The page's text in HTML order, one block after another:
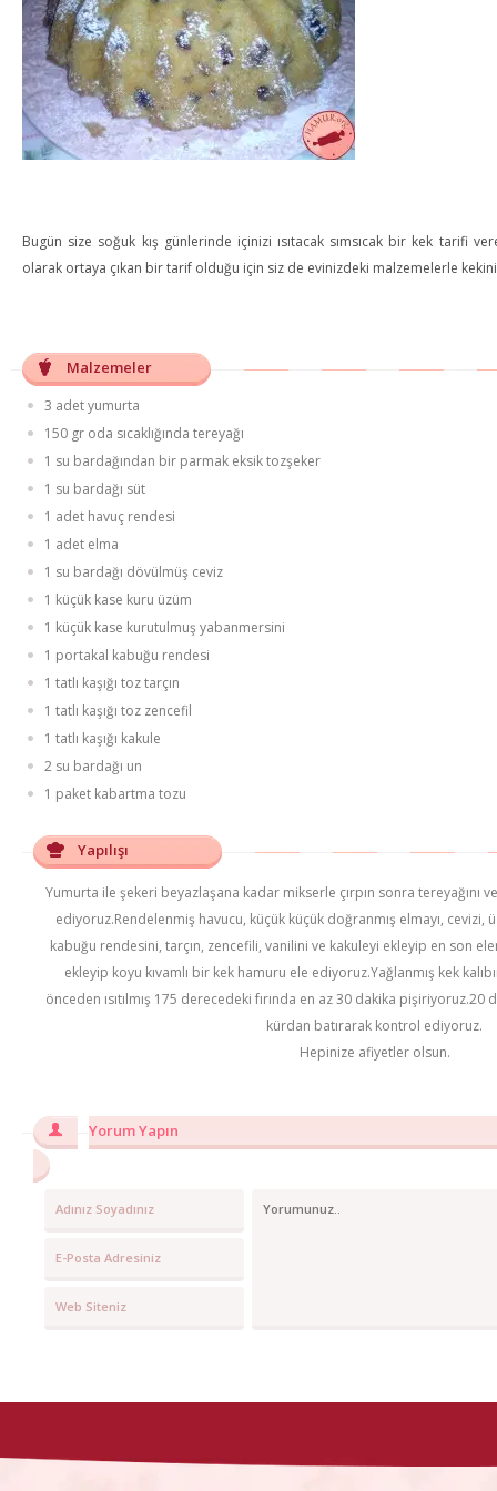
Bugün size soğuk kış günlerinde içinizi ısıtacak sımsıcak bir kek tarifi
olarak ortaya çıkan bir tarif olduğu için siz de evinizdeki malzemelerle
Malzemeler
3 adet yumurta
150 gr oda sıcaklığında tereyağı
1 su bardağından bir parmak eksik tozşeker
1 su bardağı süt
1 adet havuç rendesi
1 adet elma
1 su bardağı dövülmüş ceviz
1 küçük kase kuru üzüm
1 küçük kase kurutulmuş yabanmersini
1 portakal kabuğu rendesi
1 tatlı kaşığı toz tarçın
1 tatlı kaşığı toz zencefil
1 tatlı kaşığı kakule
2 su bardağı un
1 paket kabartma tozu
Yapılışı
Yumurta ile şekeri beyazlaşana kadar mikserle çırpın sonra tereyağını
ediyoruz.Rendelenmiş havucu, küçük küçük doğranmış elmayı,
kabuğu rendesini, tarçın, zencefili, vanilini ve kakuleyi ekleyip en son
ekleyip koyu kıvamlı bir kek hamuru ele ediyoruz.Yağlanmış kek
önceden ısıtılmış 175 derecedeki fırında en az 30 dakika
kürdan batırarak kontrol ediyoruz.
Hepinize afiyetler olsun.
Yorum Yapın